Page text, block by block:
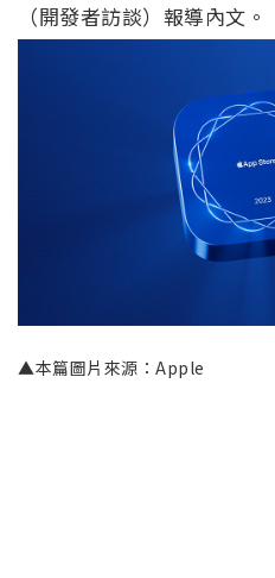
（開發者訪談）報導內文。
▲本篇圖片來源：Apple